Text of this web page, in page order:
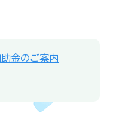
金のご案内